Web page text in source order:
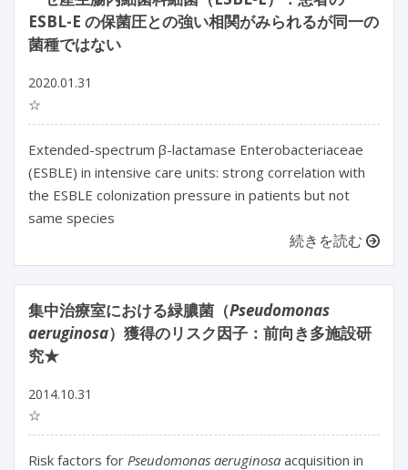
ESBL-E の保菌圧との強い相関がみられるが同一の
菌種ではない
2020.01.31
☆
Extended-spectrum β-lactamase Enterobacteriaceae
(ESBLE) in intensive care units: strong correlation with
the ESBLE colonization pressure in patients but not
same species
続きを読む
集中治療室における緑膿菌（Pseudomonas
aeruginosa）獲得のリスク因子：前向き多施設研
究★
2014.10.31
☆
Risk factors for Pseudomonas aeruginosa acquisition in